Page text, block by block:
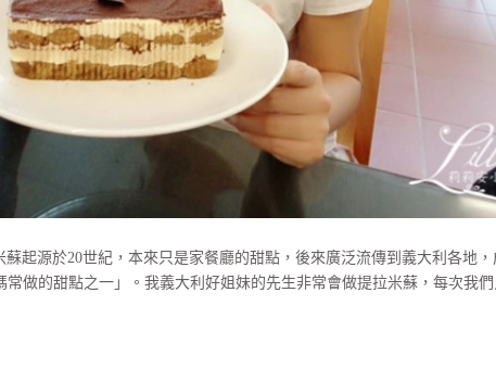
蘇起源於20世紀，本來只是家餐廳的甜點，後來廣泛流傳到義大利各地
做的甜點之一」。我義大利好姐妹的先生非常會做提拉米蘇，每次我們